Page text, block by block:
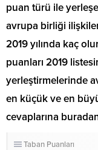
puan türü ile
avrupa birliği
2019 yılında kaç
puanları 2019
yerleştirmelerinde
en küçük ve en
cevaplarına
Taban Puanları